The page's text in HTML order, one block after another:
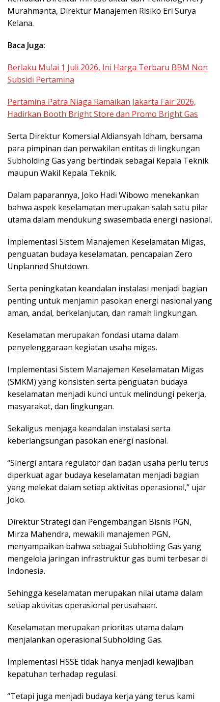
Murahmanta, Direktur Manajemen Risiko Eri Surya
Kelana.
Baca Juga:
Berlaku Mulai 1 Juli 2026, Ini Harga Terbaru BBM Non
Subsidi Pertamina
Pertamina Patra Niaga Ramaikan Jakarta Fair 2026,
Hadirkan Booth Bright Store dan Promo Bright Gas
Serta Direktur Komersial Aldiansyah Idham, bersama
para pimpinan dan perwakilan entitas di lingkungan
Subholding Gas yang bertindak sebagai Kepala Teknik
maupun Wakil Kepala Teknik.
Dalam paparannya, Joko Hadi Wibowo menekankan
bahwa aspek keselamatan merupakan salah satu pilar
utama dalam mendukung swasembada energi nasional.
Implementasi Sistem Manajemen Keselamatan Migas,
penguatan budaya keselamatan, pencapaian Zero
Unplanned Shutdown.
Serta peningkatan keandalan instalasi menjadi bagian
penting untuk menjamin pasokan energi nasional yang
aman, andal, berkelanjutan, dan ramah lingkungan.
Keselamatan merupakan fondasi utama dalam
penyelenggaraan kegiatan usaha migas.
Implementasi Sistem Manajemen Keselamatan Migas
(SMKM) yang konsisten serta penguatan budaya
keselamatan menjadi kunci untuk melindungi pekerja,
masyarakat, dan lingkungan.
Sekaligus menjaga keandalan instalasi serta
keberlangsungan pasokan energi nasional.
“Sinergi antara regulator dan badan usaha perlu terus
diperkuat agar budaya keselamatan menjadi bagian
yang melekat dalam setiap aktivitas operasional,” ujar
Joko.
Direktur Strategi dan Pengembangan Bisnis PGN,
Mirza Mahendra, mewakili manajemen PGN,
menyampaikan bahwa sebagai Subholding Gas yang
mengelola jaringan infrastruktur gas bumi terbesar di
Indonesia.
Sehingga keselamatan merupakan nilai utama dalam
setiap aktivitas operasional perusahaan.
Keselamatan merupakan prioritas utama dalam
menjalankan operasional Subholding Gas.
Implementasi HSSE tidak hanya menjadi kewajiban
kepatuhan terhadap regulasi.
“Tetapi juga menjadi budaya kerja yang terus kami